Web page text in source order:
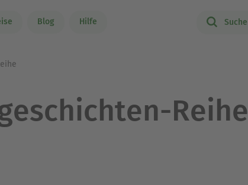
Blog Hilfe Suche
Reihe